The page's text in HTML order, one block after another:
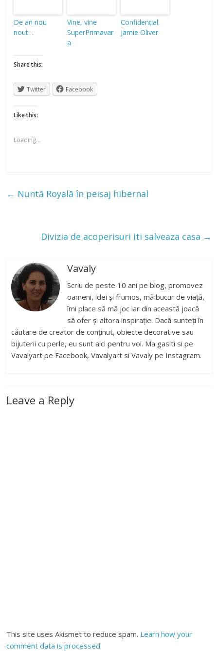
De an nou
nout…
Vine, vine
SuperPrimavar
a
Confidențial.
Jamie Oliver
Share this:
Twitter Facebook
Like this:
Loading...
← Nuntă Royală în peisaj hibernal
Divizia de acoperisuri iti salveaza casa →
Vavaly
Scriu de peste 10 ani pe blog, promovez
oameni, idei și frumos, mă bucur de viață,
îmi place să mă joc iar din această joacă
să ofer și altora inspirație. Dacă sunteți în
căutare de creator de conținut, obiecte decorative sau
bijuterii cu perle, eu sunt aici pentru voi. Ma gasiti si pe
Vavalyart pe Facebook, Vavalyart si Vavaly pe Instagram.
Leave a Reply
This site uses Akismet to reduce spam. Learn how your
comment data is processed.